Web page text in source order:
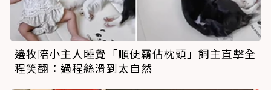
邊牧陪小主人睡覺「順便霸佔枕頭」飼主直擊全
程笑翻：過程絲滑到太自然